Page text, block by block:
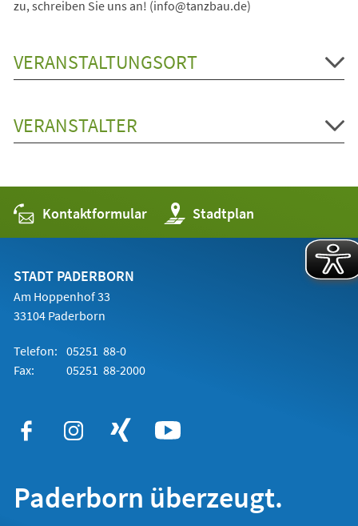
zu, schreiben Sie uns an! (info@tanzbau.de)
VERANSTALTUNGSORT
VERANSTALTER
Kontaktformular Stadtplan
(Öffnet
in
einem
STADT PADERBORN
Am Hoppenhof 33
33104 Paderborn
Telefon: 05251 88-0
Fax:
05251 88-2000
Paderborn überzeugt.